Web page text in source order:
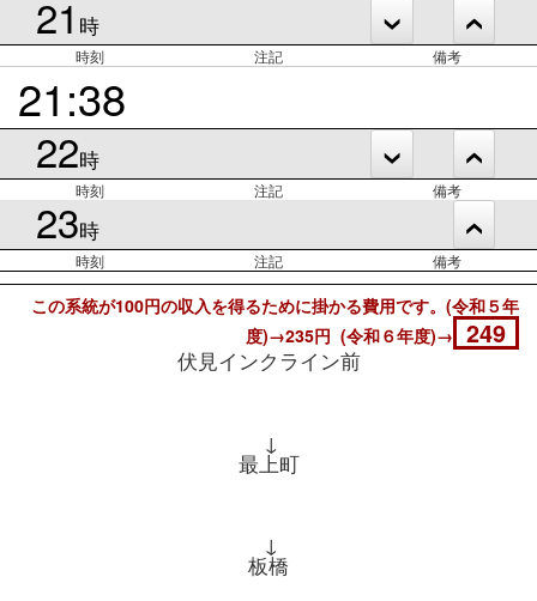
21 時
時刻 注記 備考
21:38
22時
時刻 注記 備考
23時
時刻 注記 備考
この系統が100円の収入を得るために掛かる費用です。(令和５年
度)→235円 (令和６年度)→ 249
伏見インクライン前
↓
最上町
↓
板橋